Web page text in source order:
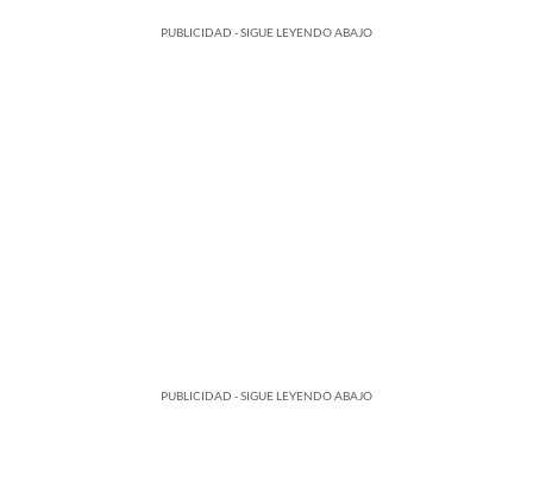
PUBLICIDAD - SIGUE LEYENDO ABAJO
PUBLICIDAD - SIGUE LEYENDO ABAJO